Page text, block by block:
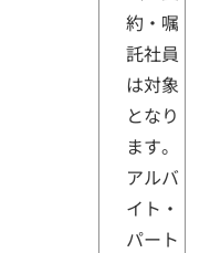
約・嘱
託社員
は対象
となり
ます。
アルバ
イト・
パート